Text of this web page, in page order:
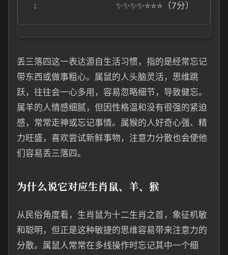
✨✨✨✨⭐⭐⭐（7分）
丢三落四这一表达源自生活习惯，指的是经常忘记
带东西或做事粗心。属鼠的人头脑灵活，思维跳
跃，往往会一心多用，容易忽略细节，导致健忘。
属羊的人情感细腻，但因性格温和没有很强的紧迫
感，常常走神或忘记事情。属猴的人好奇心强、精
力旺盛，喜欢尝试新鲜事物，注意力分散也会使他
们容易丢三落四。
为什么说它对应生肖鼠、羊、猴
从民俗角度看，生肖鼠为十二生肖之首，象征机敏
和聪明，但正是这种敏捷的思维容易带来注意力的
分散。属鼠人常常在多线操作时忘记其中一个细